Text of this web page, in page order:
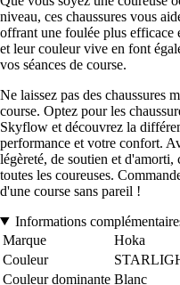
niveau, ces chaussures vous
offrant une foulée plus efficace
et leur couleur vive en font
vos séances de course.
Ne laissez pas des chaussures
course. Optez pour les
Skyflow et découvrez la
performance et votre confort.
légèreté, de soutien et d'amorti,
toutes les coureuses.
d'une course sans pareil !
Informations
Marque
Hoka
Couleur
Couleur dominante Blanc